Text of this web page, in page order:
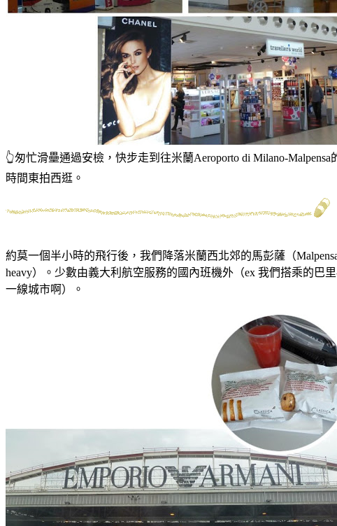
👆匆忙滑壘通過安檢，快步走到往米蘭Aeroporto di Milano-
時間東拍西逛。
約莫一個半小時的飛行後，我們降落米蘭西北郊的馬彭薩（
heavy）。少數由義大利航空服務的國內班機外（ex 我們搭乘的巴
一線城市啊）。